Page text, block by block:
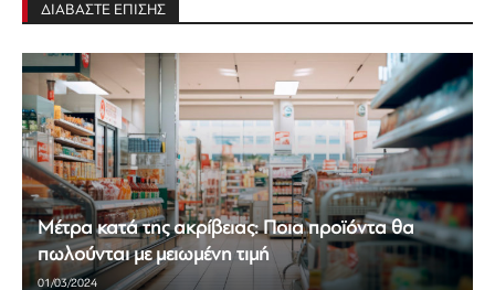
ΔΙΑΒΑΣΤΕ ΕΠΙΣΗΣ
Μέτρα κατά της ακρίβειας: Ποια προϊόντα θα
πωλούνται με μειωμένη τιμή
01/03/2024